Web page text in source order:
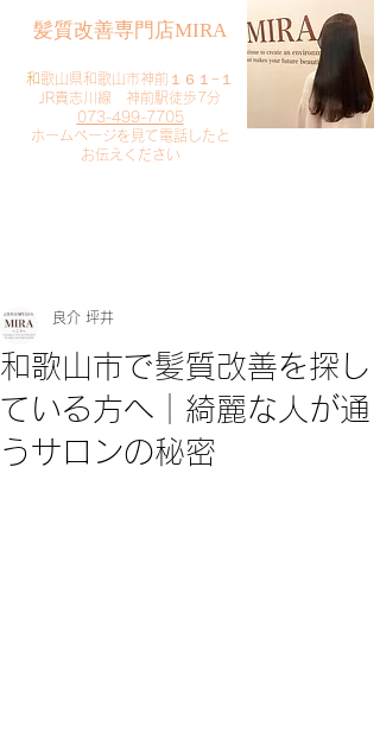
​髪質改善専門店MIRA
​和歌山県和歌山市神前１６１−１
JR貴志川線 神前駅徒歩7分
073-499-7705
​ホームページを見て電話したと
お伝えください
和歌山市で髪質改善を探し
ている方へ｜綺麗な人が通
うサロンの秘密
良介 坪井